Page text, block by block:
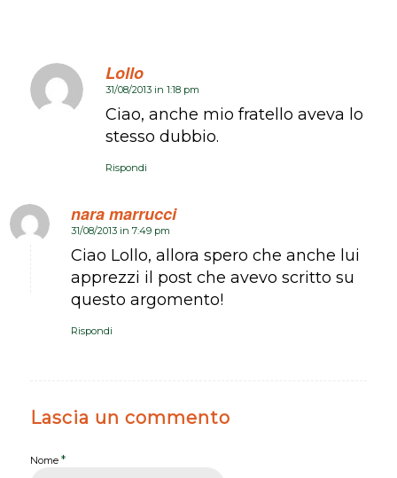
Lollo
dice:
31/08/2013 in 1:18 pm
Ciao, anche mio fratello aveva lo
stesso dubbio.
Rispondi
nara marrucci
dice:
31/08/2013 in 7:49 pm
Ciao Lollo, allora spero che anche lui
apprezzi il post che avevo scritto su
questo argomento!
Rispondi
Lascia un commento
Nome *